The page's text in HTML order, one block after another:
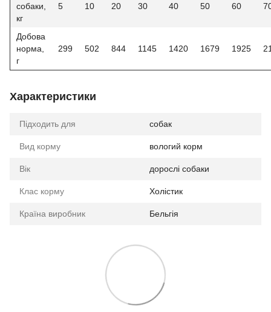
собаки,
кг
5 10 20 30 40 50 60
Добова
норма,
г
299 502 844 1145 1420 1679 1925
Характеристики
Підходить для собак
Вид корму вологий корм
Вік дорослі собаки
Клас корму Холістик
Країна виробник Бельгія